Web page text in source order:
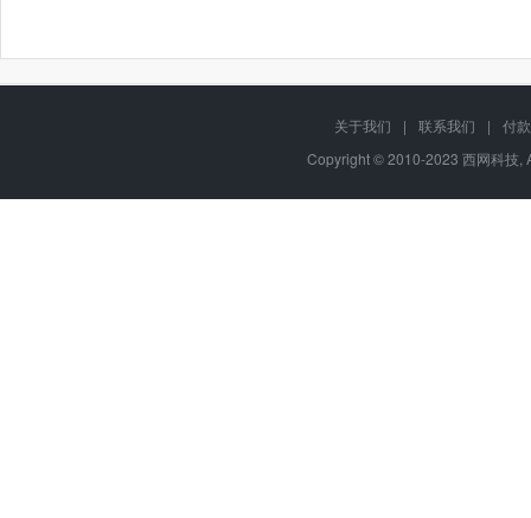
关于我们 | 联系我们 |
付
Copyright © 2010-2023 西网科技